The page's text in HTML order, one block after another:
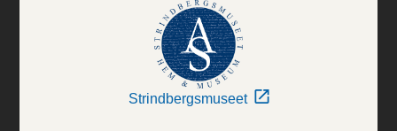
Strindbergsmuseet